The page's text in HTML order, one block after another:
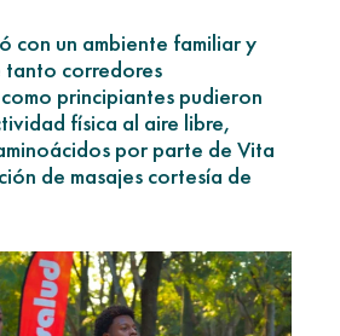
con un ambiente familiar y
corredores
principiantes pudieron
física al aire libre,
por parte de Vita
de masajes cortesía de